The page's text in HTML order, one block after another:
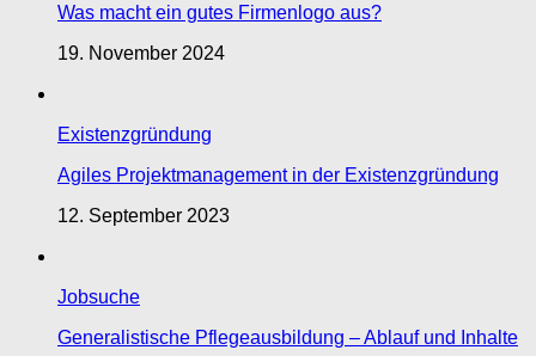
Was macht ein gutes Firmenlogo aus?
19. November 2024
Existenzgründung
Agiles Projektmanagement in der Existenzgründung
12. September 2023
Jobsuche
Generalistische Pflegeausbildung – Ablauf und Inhalte